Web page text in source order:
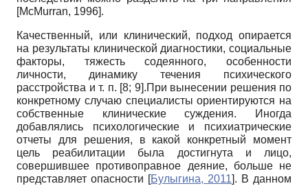
[McMurran, 1996].
Качественный, или клинический, подход опирается
на результаты клинической диагностики, социальные
факторы, тяжесть содеянного, особенности
личности, динамику течения психического
расстройства и т. п. [8; 9].При вынесении решения по
конкретному случаю специалисты ориентируются на
собственные клинические суждения. Иногда
добавлялись психологические и психиатрические
отчеты для решения, в какой конкретный момент
цель реабилитации была достигнута и лицо,
совершившее противоправное деяние, больше не
представляет опасности [Булыгина, 2011]. В данном